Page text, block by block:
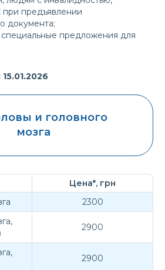
предъявлении
документа;
предложения для
и головного
мозга
Цена*, грн
2300
2900
2900